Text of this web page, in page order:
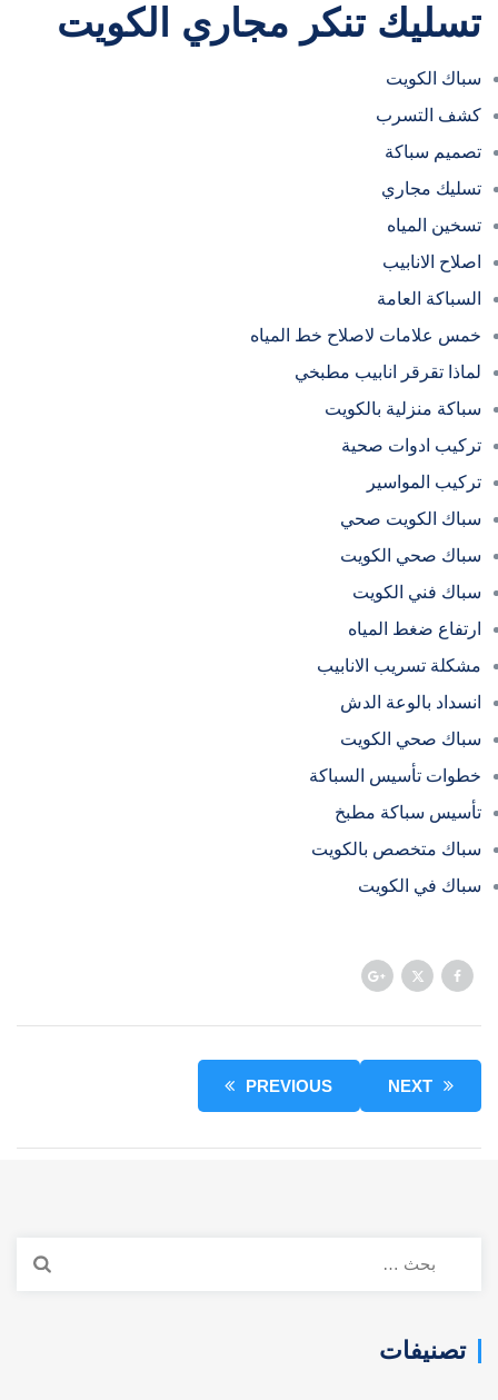
تسليك تنكر مجاري الكويت
سباك الكويت
كشف التسرب
تصميم سباكة
تسليك مجاري
تسخين المياه
اصلاح الانابيب
السباكة العامة
خمس علامات لاصلاح خط المياه
لماذا تقرقر انابيب مطبخي
سباكة منزلية بالكويت
تركيب ادوات صحية
تركيب المواسير
سباك الكويت صحي
سباك صحي الكويت
سباك فني الكويت
ارتفاع ضغط المياه
مشكلة تسريب الانابيب
انسداد بالوعة الدش
سباك صحي الكويت
خطوات تأسيس السباكة
تأسيس سباكة مطبخ
سباك متخصص بالكويت
سباك في الكويت
PREVIOUS NEXT
تصنيفات